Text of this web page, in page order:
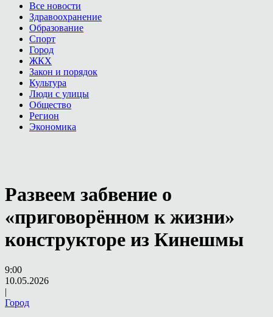
Все новости
Здравоохранение
Образование
Спорт
Город
ЖКХ
Закон и порядок
Культура
Люди с улицы
Общество
Регион
Экономика
Развеем забвение о
«приговорённом к жизни»
конструкторе из Кинешмы
9:00
10.05.2026
|
Город